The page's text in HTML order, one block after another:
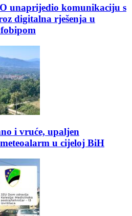
unaprijedio komunikaciju s
digitalna rješenja u
i vruće, upaljen
u cijeloj BiH